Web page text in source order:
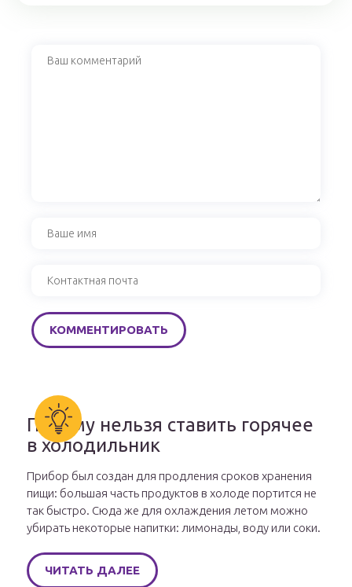
Почему нельзя ставить горячее
в холодильник
Прибор был создан для продления сроков хранения
пищи: большая часть продуктов в холоде портится не
так быстро. Сюда же для охлаждения летом можно
убирать некоторые напитки: лимонады, воду или соки.
ЧИТАТЬ ДАЛЕЕ